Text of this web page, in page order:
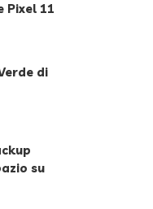
Pixel 11
di
su